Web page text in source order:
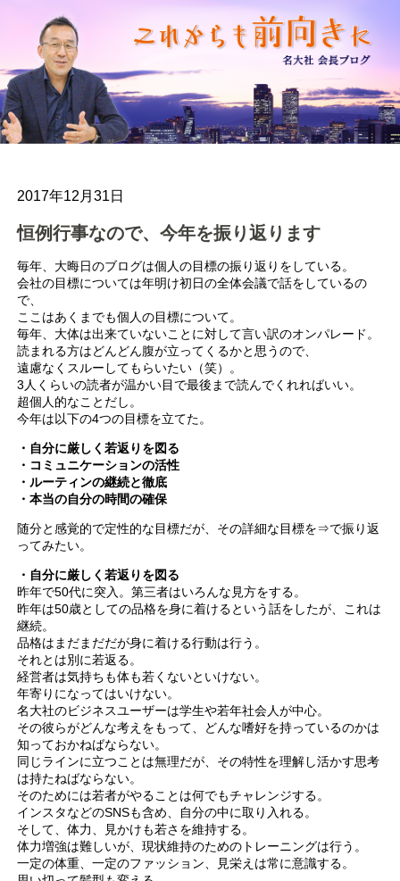
2017年12月31日
恒例行事なので、今年を振り返ります
毎年、大晦日のブログは個人の目標の振り返りをしている。
会社の目標については年明け初日の全体会議で話をしているの
で、
ここはあくまでも個人の目標について。
毎年、大体は出来ていないことに対して言い訳のオンパレード。
読まれる方はどんどん腹が立ってくるかと思うので、
遠慮なくスルーしてもらいたい（笑）。
3人くらいの読者が温かい目で最後まで読んでくれればいい。
超個人的なことだし。
今年は以下の4つの目標を立てた。
・自分に厳しく若返りを図る
・コミュニケーションの活性
・ルーティンの継続と徹底
・本当の自分の時間の確保
随分と感覚的で定性的な目標だが、その詳細な目標を⇒で振り返
ってみたい。
・自分に厳しく若返りを図る
昨年で50代に突入。第三者はいろんな見方をする。
昨年は50歳としての品格を身に着けるという話をしたが、これは
継続。
品格はまだまだだが身に着ける行動は行う。
それとは別に若返る。
経営者は気持ちも体も若くないといけない。
年寄りになってはいけない。
名大社のビジネスユーザーは学生や若年社会人が中心。
その彼らがどんな考えをもって、どんな嗜好を持っているのかは
知っておかねばならない。
同じラインに立つことは無理だが、その特性を理解し活かす思考
は持たねばならない。
そのためには若者がやることは何でもチャレンジする。
インスタなどのSNSも含め、自分の中に取り入れる。
そして、体力、見かけも若さを維持する。
体力増強は難しいが、現状維持のためのトレーニングは行う。
一定の体重、一定のファッション、見栄えは常に意識する。